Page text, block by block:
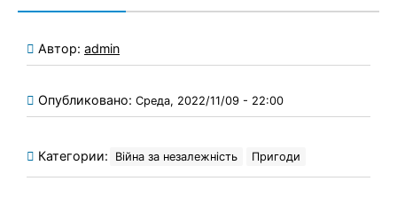
Автор: admin
Опубликовано: Среда, 2022/11/09 - 22:00
Категории: Війна за незалежність Пригоди